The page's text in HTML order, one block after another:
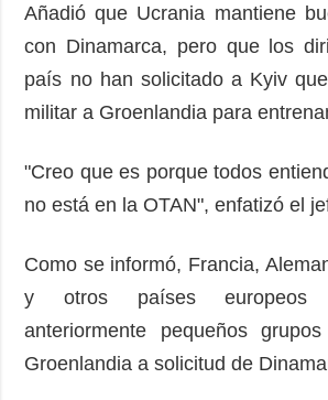
Añadió que Ucrania mantiene
con Dinamarca, pero que los
país no han solicitado a Kyiv
militar a Groenlandia para
"Creo que es porque todos
no está en la OTAN", enfatizó el
Como se informó, Francia,
y otros países europeos
anteriormente pequeños
Groenlandia a solicitud de